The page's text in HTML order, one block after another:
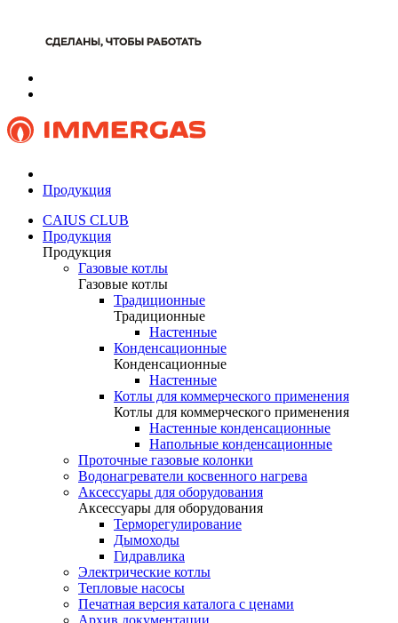
Продукция
CAIUS CLUB
Продукция
Продукция
Газовые котлы
Газовые котлы
Традиционные
Традиционные
Настенные
Конденсационные
Конденсационные
Настенные
Котлы для коммерческого применения
Котлы для коммерческого применения
Настенные конденсационные
Напольные конденсационные
Проточные газовые колонки
Водонагреватели косвенного нагрева
Аксессуары для оборудования
Аксессуары для оборудования
Терморегулирование
Дымоходы
Гидравлика
Электрические котлы
Тепловые насосы
Печатная версия каталога с ценами
Архив документации